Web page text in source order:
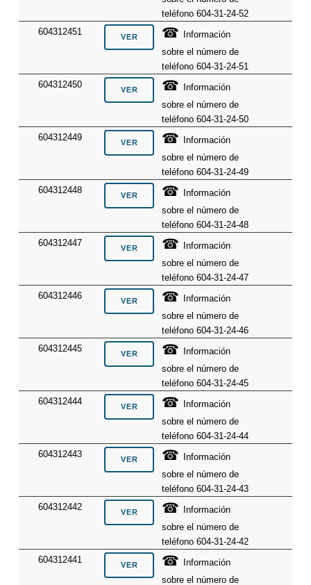
teléfono 604-31-24-52
604312451
☎
Información
sobre el número de
teléfono 604-31-24-51
604312450
☎
Información
sobre el número de
teléfono 604-31-24-50
604312449
☎
Información
sobre el número de
teléfono 604-31-24-49
604312448
☎
Información
sobre el número de
teléfono 604-31-24-48
604312447
☎
Información
sobre el número de
teléfono 604-31-24-47
604312446
☎
Información
sobre el número de
teléfono 604-31-24-46
604312445
☎
Información
sobre el número de
teléfono 604-31-24-45
604312444
☎
Información
sobre el número de
teléfono 604-31-24-44
604312443
☎
Información
sobre el número de
teléfono 604-31-24-43
604312442
☎
Información
sobre el número de
teléfono 604-31-24-42
604312441
☎
Información
sobre el número de